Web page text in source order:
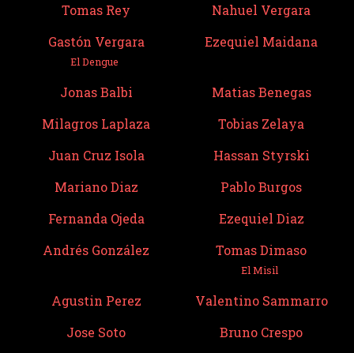
Tomas Rey
Nahuel Vergara
Gastón Vergara
El Dengue
Ezequiel Maidana
Jonas Balbi
Matias Benegas
Milagros Laplaza
Tobias Zelaya
Juan Cruz Isola
Hassan Styrski
Mariano Diaz
Pablo Burgos
Fernanda Ojeda
Ezequiel Diaz
Andrés González
Tomas Dimaso
El Misil
Agustin Perez
Valentino Sammarro
Jose Soto
Bruno Crespo